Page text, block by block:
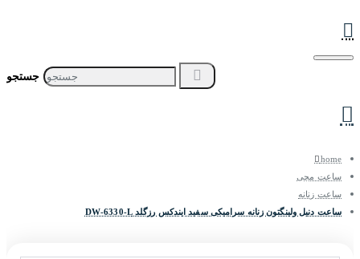
home
ساعت مچی
ساعت زنانه
ساعت دنیل ولینگتون زنانه سرامیکی سفید ایندکس رزگلد DW-6330-L